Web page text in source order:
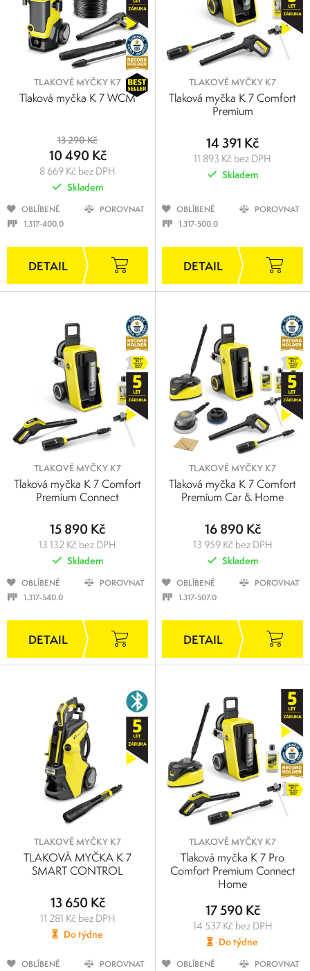
TLAKOVÉ MYČKY K7
Tlaková myčka K 7 WCM
13 290 Kč
10 490 Kč
8 669 Kč bez DPH
Skladem
OBLÍBENÉ
POROVNAT
1.317-400.0
TLAKOVÉ MYČKY K7
Tlaková myčka K 7 Comfort
Premium
14 391 Kč
11 893 Kč bez DPH
Skladem
OBLÍBENÉ
POROVNAT
1.317-500.0
TLAKOVÉ MYČKY K7
Tlaková myčka K 7 Comfort
Premium Connect
15 890 Kč
13 132 Kč bez DPH
Skladem
OBLÍBENÉ
POROVNAT
1.317-540.0
TLAKOVÉ MYČKY K7
Tlaková myčka K 7 Comfort
Premium Car & Home
16 890 Kč
13 959 Kč bez DPH
Skladem
OBLÍBENÉ
POROVNAT
1.317-507.0
TLAKOVÉ MYČKY K7
TLAKOVÁ MYČKA K 7
SMART CONTROL
13 650 Kč
11 281 Kč bez DPH
Do týdne
OBLÍBENÉ
POROVNAT
TLAKOVÉ MYČKY K7
Tlaková myčka K 7 Pro
Comfort Premium Connect
Home
17 590 Kč
14 537 Kč bez DPH
Do týdne
OBLÍBENÉ
POROVNAT